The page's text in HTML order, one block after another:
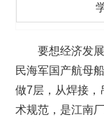
要想经济发
民海军国产航母
做7层，从焊接，
术规范，是江南